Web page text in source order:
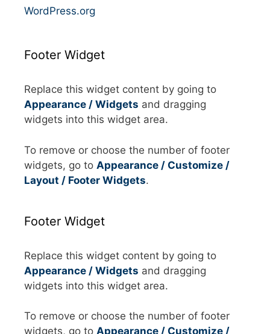
WordPress.org
Footer Widget
Replace this widget content by going to
Appearance / Widgets and dragging
widgets into this widget area.
To remove or choose the number of footer
widgets, go to Appearance / Customize /
Layout / Footer Widgets.
Footer Widget
Replace this widget content by going to
Appearance / Widgets and dragging
widgets into this widget area.
To remove or choose the number of footer
widgets, go to Appearance / Customize /